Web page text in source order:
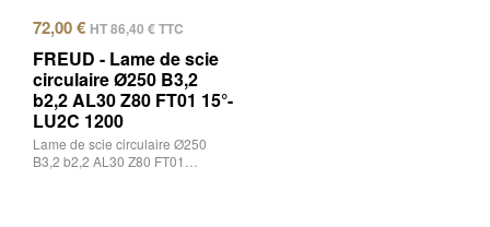
72,00€ HT86,40 €TTC
FREUD - Lame de scie
circulaire Ø250 B3,2
b2,2 AL30 Z80 FT01 15°-
LU2C 1200
Lame de scie circulaire Ø250
B3,2 b2,2 AL30 Z80 FT01…